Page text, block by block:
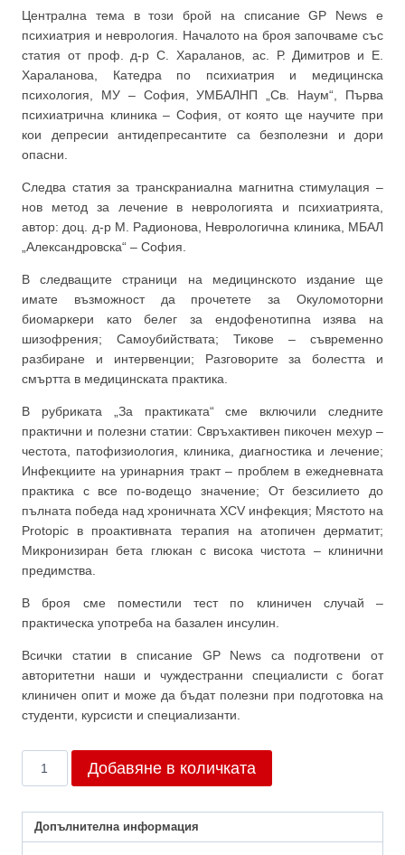
1.53€.1.53€.
Централна тема в този брой на списание GP News е
психиатрия и неврология. Началото на броя започваме със
статия от проф. д-р С. Хараланов, ас. Р. Димитров и Е.
Хараланова, Катедра по психиатрия и медицинска
психология, МУ – София, УМБАЛНП „Св. Наум“, Първа
психиатрична клиника – София, от която ще научите при
кои депресии антидепресантите са безполезни и дори
опасни.
Следва статия за транскраниална магнитна стимулация –
нов метод за лечение в неврологията и психиатрията,
автор: доц. д-р М. Радионова, Неврологична клиника, МБАЛ
„Александровска“ – София.
В следващите страници на медицинското издание ще
имате възможност да прочетете за Окуломоторни
биомаркери като белег за ендофенотипна изява на
шизофрения; Самоубийствата; Тикове – съвременно
разбиране и интервенции; Разговорите за болестта и
смъртта в медицинската практика.
В рубриката „За практиката“ сме включили следните
практични и полезни статии: Свръхактивен пикочен мехур –
честота, патофизиология, клиника, диагностика и лечение;
Инфекциите на уринарния тракт – проблем в ежедневната
практика с все по-водещо значение; От безсилието до
пълната победа над хроничната ХСV инфекция; Мястото на
Protopic в проактивната терапия на атопичен дерматит;
Микронизиран бета глюкан с висока чистота – клинични
предимства.
В броя сме поместили тест по клиничен случай –
практическа употреба на базален инсулин.
Всички статии в списание GP News са подготвени от
авторитетни наши и чуждестранни специалисти с богат
клиничен опит и може да бъдат полезни при подготовка на
студенти, курсисти и специализанти.
1/2018
Добавяне в количката
Допълнителна информация